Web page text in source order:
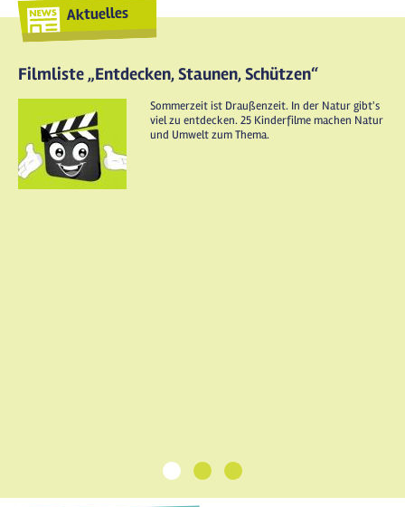
Aktuelles
Filmliste „Entdecken, Staunen, Schützen“
Sommerzeit ist Draußenzeit. In der Natur gibt's
viel zu entdecken. 25 Kinderfilme machen Natur
und Umwelt zum Thema.
1 2 3